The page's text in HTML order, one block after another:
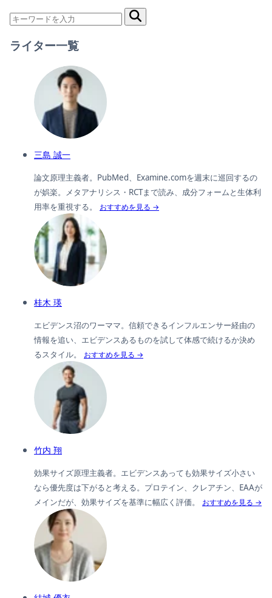
ライター一覧
三島 誠一
論文原理主義者。PubMed、Examine.comを週末に巡回するの
が娯楽。メタアナリシス・RCTまで読み、成分フォームと生体利
用率を重視する。
おすすめを見る →
桂木 瑛
エビデンス沼のワーママ。信頼できるインフルエンサー経由の
情報を追い、エビデンスあるものを試して体感で続けるか決め
るスタイル。
おすすめを見る →
竹内 翔
効果サイズ原理主義者。エビデンスあっても効果サイズ小さい
なら優先度は下がると考える。プロテイン、クレアチン、EAAが
メインだが、効果サイズを基準に幅広く評価。
おすすめを見る →